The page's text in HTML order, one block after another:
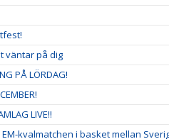
väntar på dig
PÅ LÖRDAG!
LIVE!!
kvalmatchen i basket mellan